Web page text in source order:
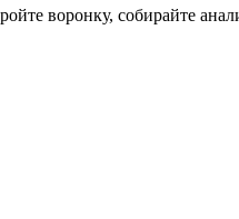
воронку, собирайте